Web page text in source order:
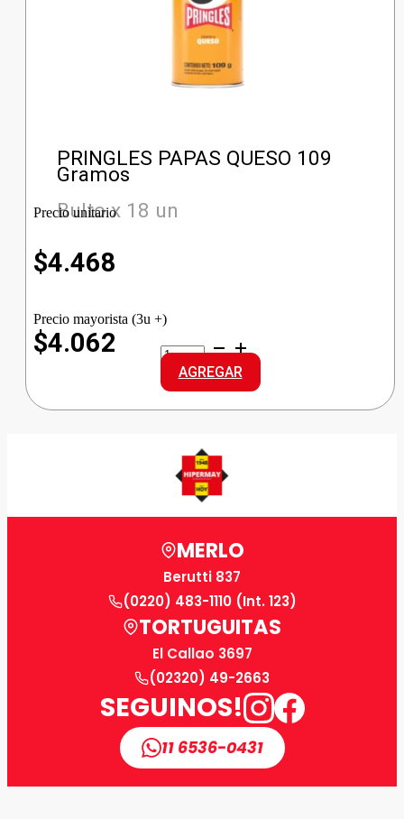
PRINGLES PAPAS QUESO 109
Gramos
Bulto x 18 un
Precio unitario
$4.468
Precio mayorista (3u +)
$4.062
PRINGLES
PAPAS
QUESO
cantidad
AGREGAR
MERLO
Berutti 837
(0220) 483-1110 (Int. 123)
TORTUGUITAS
El Callao 3697
(02320) 49-2663
SEGUINOS!
11 6536-0431